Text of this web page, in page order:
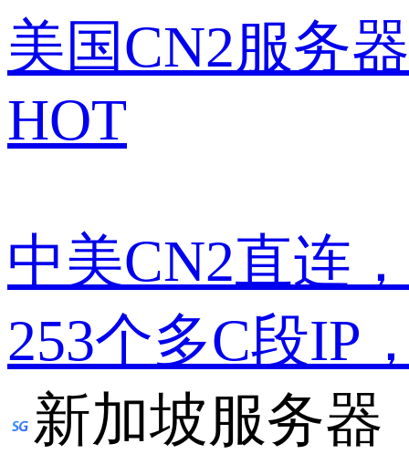
美国CN2服务器
HOT
中美CN2直连
253个多C段IP
新加坡服务器